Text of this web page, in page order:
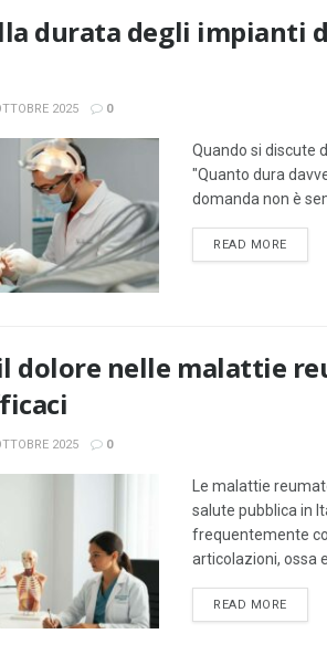
durata degli impianti
2025 0
Quando si discute
"Quanto dura
domanda non è
READ MORE
dolore nelle malattie
2025 0
Le malattie
salute pubblica in
frequentemente
articolazioni, ossa e
READ MORE